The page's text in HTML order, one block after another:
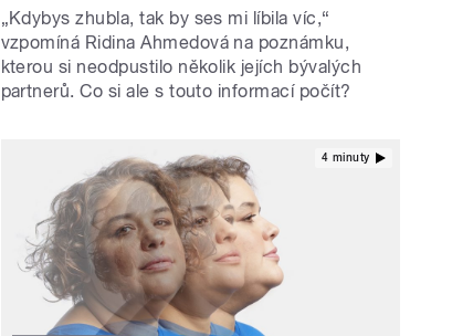
„Kdybys zhubla, tak by ses mi líbila víc,“
vzpomíná Ridina Ahmedová na poznámku,
kterou si neodpustilo několik jejích bývalých
partnerů. Co si ale s touto informací počít?
4 minuty